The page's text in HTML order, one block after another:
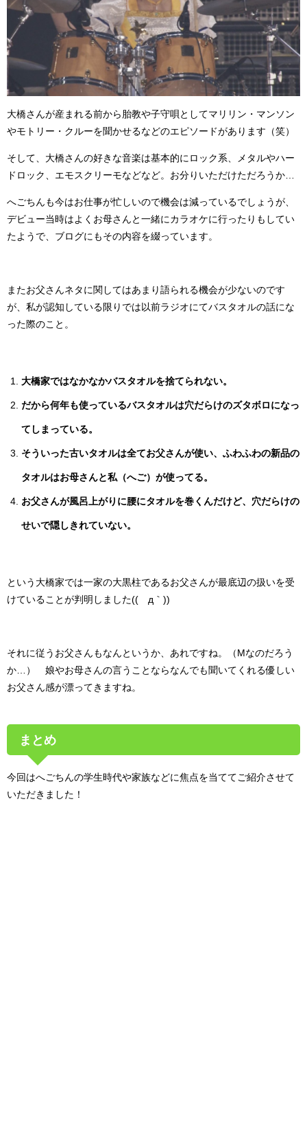
大橋さんが産まれる前から胎教や子守唄としてマリリン・マンソン
やモトリー・クルーを聞かせるなどのエピソードがあります（笑）
そして、大橋さんの好きな音楽は基本的にロック系、メタルやハー
ドロック、エモスクリーモなどなど。お分りいただけただろうか…
へごちんも今はお仕事が忙しいので機会は減っているでしょうが、
デビュー当時はよくお母さんと一緒にカラオケに行ったりもしてい
たようで、ブログにもその内容を綴っています。
またお父さんネタに関してはあまり語られる機会が少ないのです
が、私が認知している限りでは以前ラジオにてバスタオルの話にな
った際のこと。
大橋家ではなかなかバスタオルを捨てられない。
だから何年も使っているバスタオルは穴だらけのズタボロになっ
てしまっている。
そういった古いタオルは全てお父さんが使い、ふわふわの新品の
タオルはお母さんと私（へご）が使ってる。
お父さんが風呂上がりに腰にタオルを巻くんだけど、穴だらけの
せいで隠しきれていない。
という大橋家では一家の大黒柱であるお父さんが最底辺の扱いを受
けていることが判明しました((´д｀))
それに従うお父さんもなんというか、あれですね。（Mなのだろう
か…） 娘やお母さんの言うことならなんでも聞いてくれる優しい
お父さん感が漂ってきますね。
まとめ
今回はへごちんの学生時代や家族などに焦点を当ててご紹介させて
いただきました！